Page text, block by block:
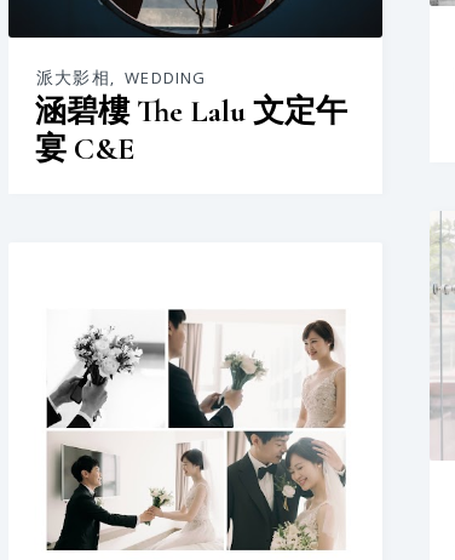
派大影相, WEDDING
涵碧樓 The Lalu 文定午
宴 C&E